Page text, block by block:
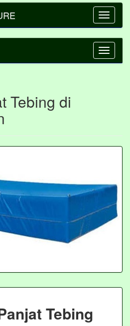
Toggle
Toggle
Tebing di
Tebing